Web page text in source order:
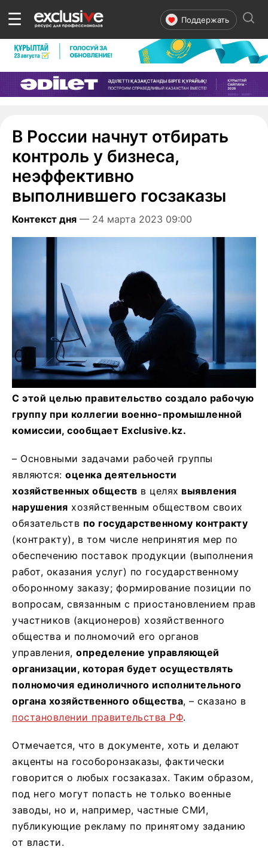
☰ Поддержать
В России начнут отбирать
контроль у бизнеса,
неэффективно
выполнившего госзаказы
Контекст дня — 24 марта 2023 09:00
С этой целью правительство создало рабочую
группу при коллегии военно-промышленной
комиссии, сообщает Exclusive.kz.
– Основными задачами рабочей группы
являются: оценка деятельности
хозяйственных обществ в целях выявления
нарушения хозяйственным обществом своих
обязательств по государственному контракту
(контракту), в том числе непринятия мер по
обеспечению поставок продукции (выполнения
работ, оказания услуг) по государственному
оборонному заказу; формирование позиции по
вопросам, связанным с приостановлением прав
участников (акционеров) хозяйственного
общества и полномочий его органов
управления, определение управляющей
организации, которая будет осуществлять
полномочия единоличного исполнительного
органа хозяйственного общества, – сказано в
постановлении правительства РФ.
Отмечается, что в документе, хоть и делают
акценты на гособоронзаказы, фактически
говорится о любых госзаказах. Таким образом,
под него могут попасть не только военные
заводы, но и, например, частные СМИ,
публикующие рекламу по принятому заданию
от власти.